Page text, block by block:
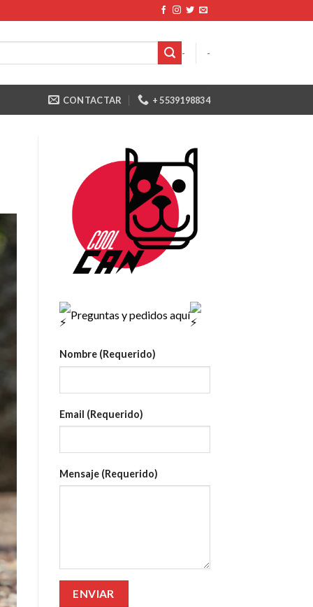
- -
CONTACTAR + 5539198834
Preguntas y pedidos aquí
Nombre (Requerido)
Email (Requerido)
Mensaje (Requerido)